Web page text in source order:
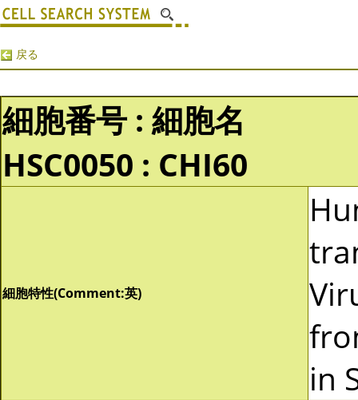
戻る
細胞番号 : 細胞名
HSC0050 : CHI60
細胞特性(Comment:英)
in